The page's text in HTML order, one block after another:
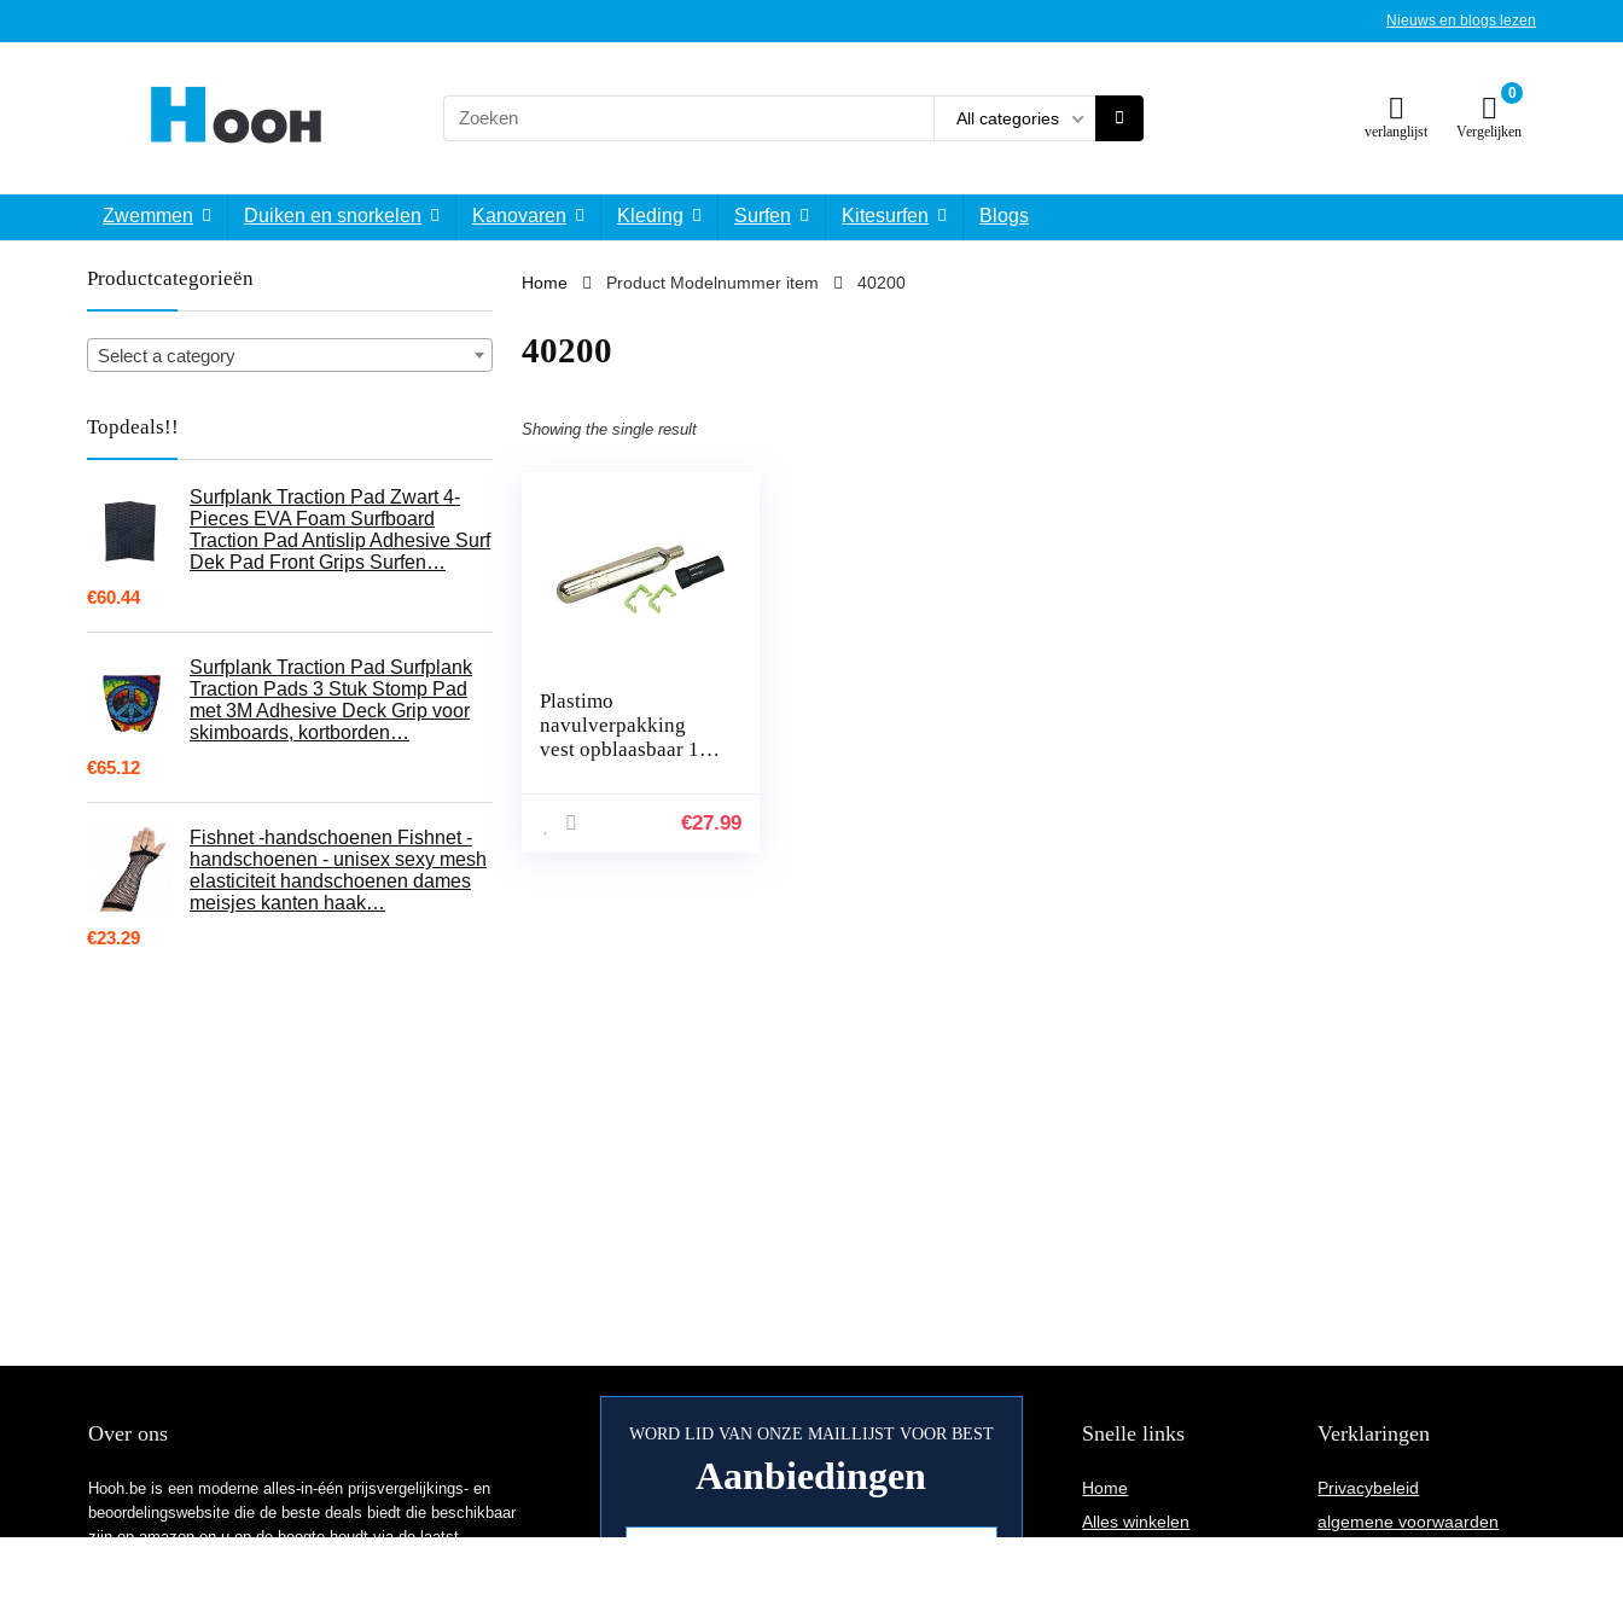
Nieuws en blogs lezen
Search
for:
All categories
verlanglijst
0
Vergelijken
Zwemmen Duiken en snorkelen Kanovaren Kleding Surfen Kitesurfen Blogs
Productcategorieën
Select a category
Topdeals!!
Surfplank Traction Pad Zwart 4-
Pieces EVA Foam Surfboard
Traction Pad Antislip Adhesive Surf
Dek Pad Front Grips Surfen…
€60.44
Surfplank Traction Pad Surfplank
Traction Pads 3 Stuk Stomp Pad
met 3M Adhesive Deck Grip voor
skimboards, kortborden…
€65.12
Fishnet -handschoenen Fishnet -
handschoenen - unisex sexy mesh
elasticiteit handschoenen dames
meisjes kanten haak…
€23.29
Home Product Modelnummer item ‎40200
‎40200
Showing the single result
Plastimo
navulverpakking
vest opblaasbaar 150
€27.99
Over ons
Hooh.be is een moderne alles-in-één prijsvergelijkings- en
beoordelingswebsite die de beste deals biedt die beschikbaar
zijn op amazon en u op de hoogte houdt via de laatst
WORD LID VAN ONZE MAILLIJST VOOR BEST
Aanbiedingen
Snelle links
Home
Alles winkelen
Verklaringen
Privacybeleid
algemene voorwaarden